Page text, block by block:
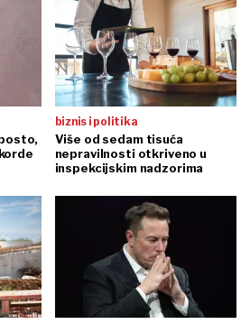
biznis i politika
Više od sedam tisuća
nepravilnosti otkriveno u
inspekcijskim nadzorima